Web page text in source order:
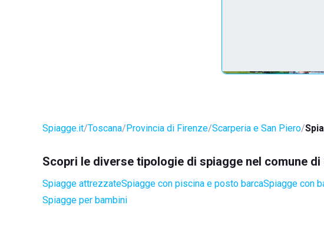
Spiagge.it Toscana Provincia di Firenze Scarperia e San Piero
Scopri le diverse tipologie di spiagge nel comune di
Spiagge attrezzateSpiagge con piscina e posto barcaSpiagge con
Spiagge per bambini